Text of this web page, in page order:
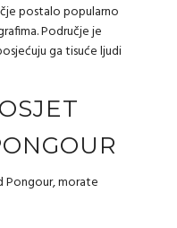
postalo popularno
Područje je
ga tisuće ljudi
morate